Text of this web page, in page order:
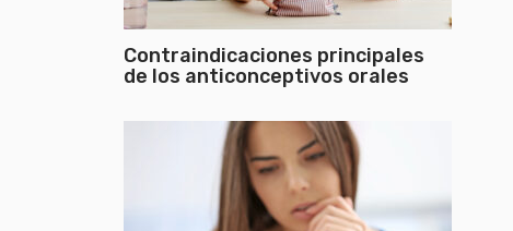
Contraindicaciones principales
de los anticonceptivos orales